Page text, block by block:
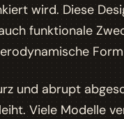
wird. Diese
funktionale
und abrupt
Viele Modelle